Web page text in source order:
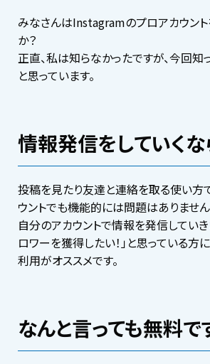
みなさんはInstagramのプロアカウント
か？
正直、私は知らなかったですが、今回知
と思っています。
情報発信をしていくな
投稿を見たり友達と連絡を取る使い方
ウントでも機能的には問題はありません
自分のアカウントで情報を発信していき
ロワーを獲得したい！」と思っている方
利用がオススメです。
なんと言っても無料で